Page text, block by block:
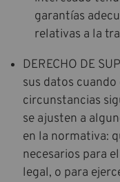
garantías
relativas a la
DERECHO DE
sus datos
circunstancias
se ajusten a
en la normativa:
necesarios para
legal, o para